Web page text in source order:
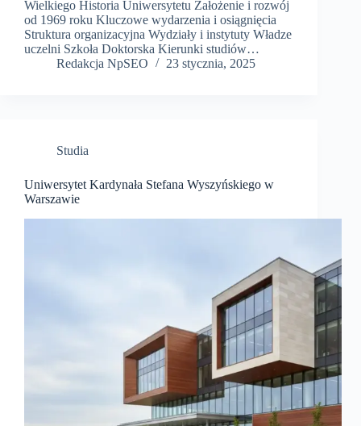
Wielkiego Historia Uniwersytetu Założenie i rozwój
od 1969 roku Kluczowe wydarzenia i osiągnięcia
Struktura organizacyjna Wydziały i instytuty Władze
uczelni Szkoła Doktorska Kierunki studiów…
Redakcja NpSEO
23 stycznia, 2025
Studia
Uniwersytet Kardynała Stefana Wyszyńskiego w
Warszawie